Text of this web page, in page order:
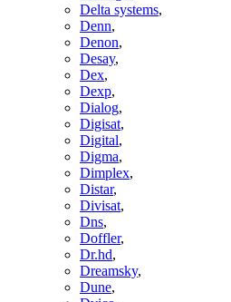
Delta systems,
Denn,
Denon,
Desay,
Dex,
Dexp,
Dialog,
Digisat,
Digital,
Digma,
Dimplex,
Distar,
Divisat,
Dns,
Doffler,
Dr.hd,
Dreamsky,
Dune,